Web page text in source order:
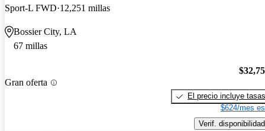
Sport-L FWD 12,251 millas
Bossier City, LA
67 millas
Gran oferta
El precio incluye tasas
$624/mes
Verif. disponibilidad